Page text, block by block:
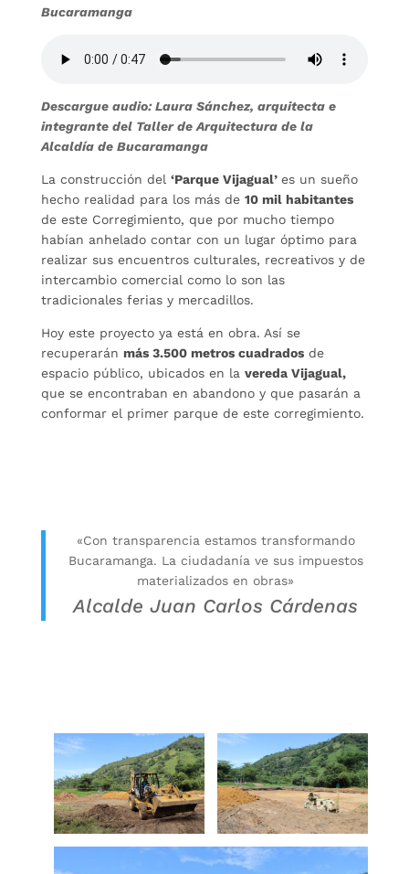
Bucaramanga
Descargue audio: Laura Sánchez, arquitecta e
integrante del Taller de Arquitectura de la
Alcaldía de Bucaramanga
La construcción del ‘Parque Vijagual’ es un sueño
hecho realidad para los más de 10 mil habitantes
de este Corregimiento, que por mucho tiempo
habían anhelado contar con un lugar óptimo para
realizar sus encuentros culturales, recreativos y de
intercambio comercial como lo son las
tradicionales ferias y mercadillos.
Hoy este proyecto ya está en obra. Así se
recuperarán más 3.500 metros cuadradosde
espacio público, ubicados en la vereda Vijagual,
que se encontraban en abandono y que pasarán a
conformar el primer parque de este corregimiento.
«Con transparencia estamos transformando
Bucaramanga. La ciudadanía ve sus impuestos
materializados en obras»
Alcalde Juan Carlos Cárdenas